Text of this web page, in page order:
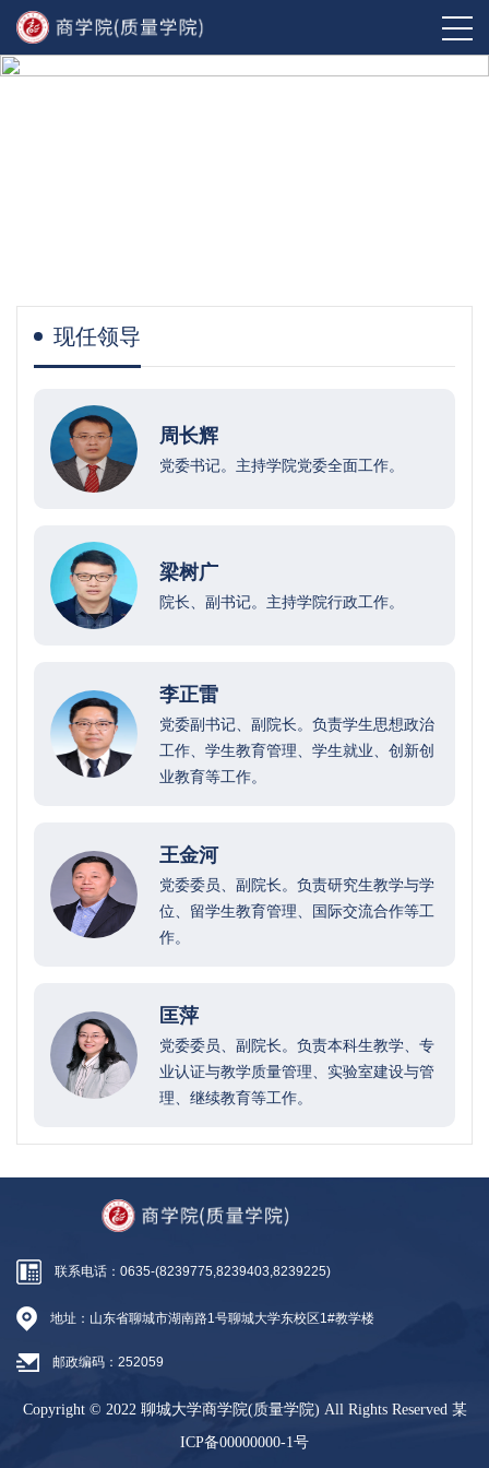
现任领导
周长辉
党委书记。主持学院党委全面工作。
梁树广
院长、副书记。主持学院行政工作。
李正雷
党委副书记、副院长。负责学生思想政治
工作、学生教育管理、学生就业、创新创
业教育等工作。
王金河
党委委员、副院长。负责研究生教学与学
位、留学生教育管理、国际交流合作等工
作。
匡萍
党委委员、副院长。负责本科生教学、专
业认证与教学质量管理、实验室建设与管
理、继续教育等工作。
联系电话：0635-(8239775,8239403,8239225)
地址：山东省聊城市湖南路1号聊城大学东校区1#教学楼
邮政编码：252059
Copyright © 2022 聊城大学商学院(质量学院) All Rights Reserved 某
ICP备00000000-1号